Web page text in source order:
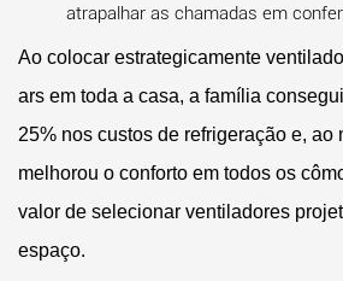
atrapalhar as chamadas em
Ao colocar estrategicamente
ars em toda a casa, a família
25% nos custos de refrigeração e, ao
melhorou o conforto em todos os
valor de selecionar ventiladores
espaço.